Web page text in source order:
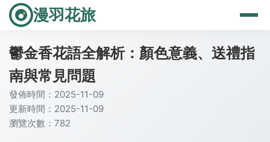
漫羽花旅
鬱金香花語全解析：顏色意義、送禮指
南與常見問題
發佈時間：2025-11-09
更新時間：2025-11-09
瀏覽次數：782